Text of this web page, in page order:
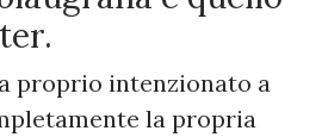
proprio intenzionato a
la propria